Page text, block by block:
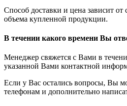
Способ доставки и цена зависит от
объема купленной продукции.
В течении какого времени Вы
Менеджер свяжется с Вами в
указанной Вами контактной
Если у Вас остались вопросы, Вы
телефонам и дополнительно